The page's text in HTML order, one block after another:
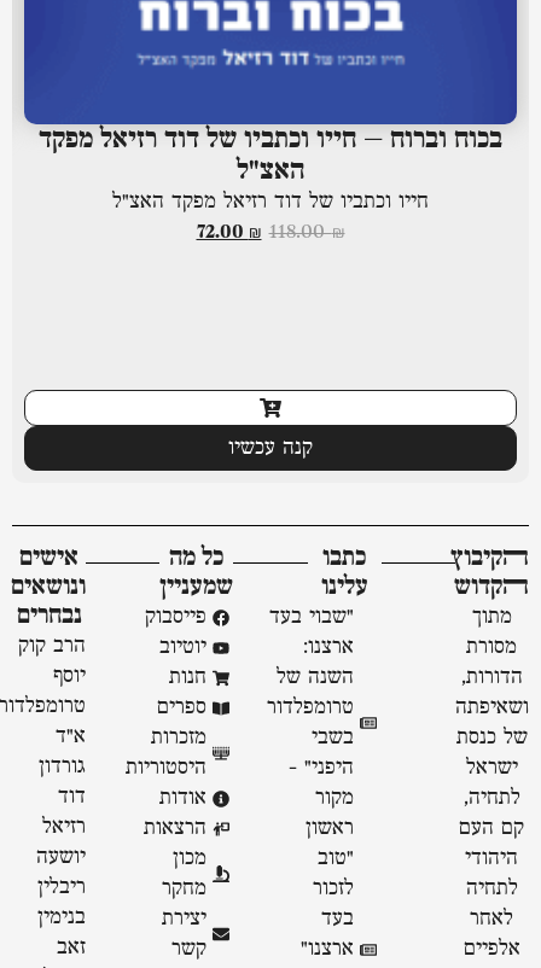
בכוח וברוח – חייו וכתביו של דוד רזיאל מפקד
האצ"ל
חייו וכתביו של דוד רזיאל מפקד האצ"ל
118.00₪
72.00 ₪
קנה עכשיו
ﬣקיבוץ
ﬣקדוש
מתוך
מסורת
הדורות,
ושאיפתה
של כנסת
ישראל
לתחיה,
קם העם
היהודי
לתחיה
לאחר
אלפיים
כתבו
עלינו
"שבוי בעד
ארצנו:
השנה של
טרומפלדור
בשבי
היפני" -
מקור
ראשון
״טוב
לזכור
בעד
ארצנו״
כל מה
שמעניין
פייסבוק
יוטיוב
חנות
ספרים
מזכרות
היסטוריות
אודות
הרצאות
מכון
מחקר
יצירת
קשר
אישים
ונושאים
נבחרים
הרב קוק
יוסף
טרומפלדור
א״ד
גורדון
דוד
רזיאל
יושעה
ריבלין
בנימין
זאב